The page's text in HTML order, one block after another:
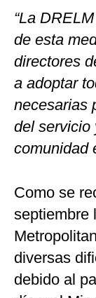
“La
de esta
directores
a adoptar
necesarias
del servicio
comunidad
Como se
septiembre
diversas
debido al